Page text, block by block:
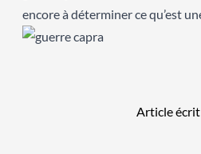
encore à déterminer ce qu’est
Article